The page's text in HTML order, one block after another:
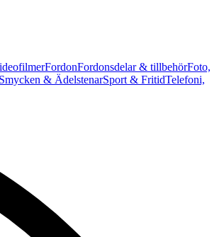
FordonFordonsdelar & tillbehörFoto,
Smycken & ÄdelstenarSport & FritidTelefoni,